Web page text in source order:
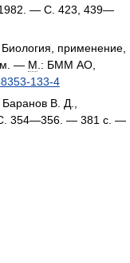
— С. 423, 439—
применение,
— М .: БММ АО,
133-4
В. Д.,
354—356. — 381 с. —